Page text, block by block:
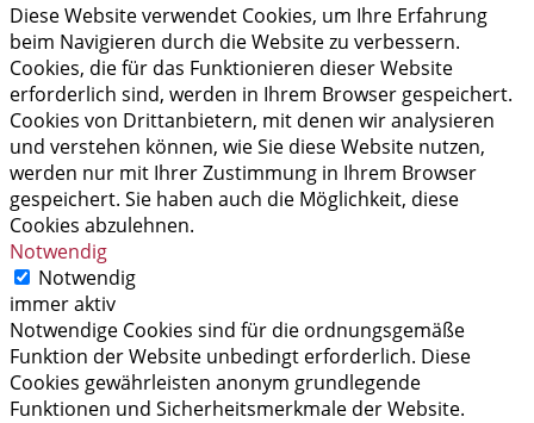
Diese Website verwendet Cookies, um Ihre Erfahrung
beim Navigieren durch die Website zu verbessern.
Cookies, die für das Funktionieren dieser Website
erforderlich sind, werden in Ihrem Browser gespeichert.
Cookies von Drittanbietern, mit denen wir analysieren
und verstehen können, wie Sie diese Website nutzen,
werden nur mit Ihrer Zustimmung in Ihrem Browser
gespeichert. Sie haben auch die Möglichkeit, diese
Cookies abzulehnen.
Notwendig
Notwendig
immer aktiv
Notwendige Cookies sind für die ordnungsgemäße
Funktion der Website unbedingt erforderlich. Diese
Cookies gewährleisten anonym grundlegende
Funktionen und Sicherheitsmerkmale der Website.